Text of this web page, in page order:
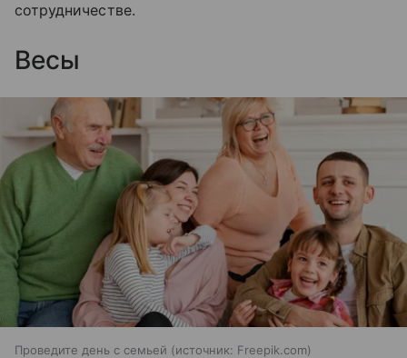
сотрудничестве.
Весы
Проведите день с семьей источник: Freepik.com